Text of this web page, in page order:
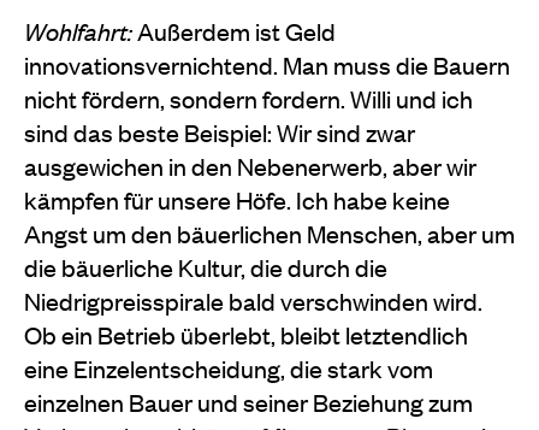
Wohlfahrt:Außerdem ist Geld
innovationsvernich­tend. Man muss die Bauern
nicht fördern, sondern fordern. Willi und ich
sind das beste Beispiel: Wir sind zwar
ausgewichen in den Nebenerwerb, aber wir
kämpfen für unsere Höfe. Ich habe keine
Angst um den bäuerlichen Menschen, aber um
die bäuer­liche Kultur, die durch die
Niedrigpreisspirale bald verschwinden wird.
Ob ein Betrieb überlebt, bleibt letztendlich
eine Einzelentscheidung, die stark vom
einzelnen Bauer und seiner Beziehung zum